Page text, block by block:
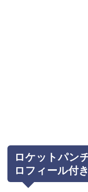
ロケットパン
ロフィール付